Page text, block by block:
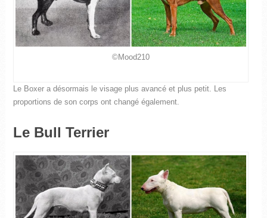
©Mood210
Le Boxer a désormais le visage plus avancé et plus petit. Les
proportions de son corps ont changé également.
Le Bull Terrier